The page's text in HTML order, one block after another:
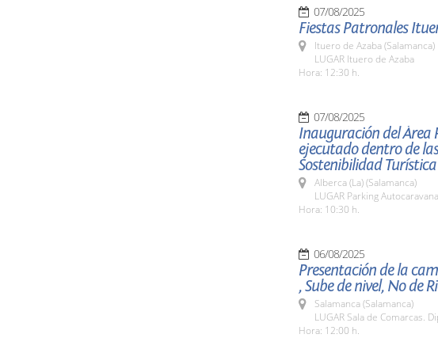
07/08/2025
Fiestas Patronales
Ituero de Azaba (Salamanca)
LUGAR Ituero de Azaba
Hora: 12:30 h.
07/08/2025
Inauguración del Área
ejecutado dentro de
Sostenibilidad
Alberca (La) (Salamanca)
LUGAR Parking
Hora: 10:30 h.
06/08/2025
Presentación de la
, Sube de nivel, No de
Salamanca (Salamanca)
LUGAR Sala de Comarcas.
Hora: 12:00 h.